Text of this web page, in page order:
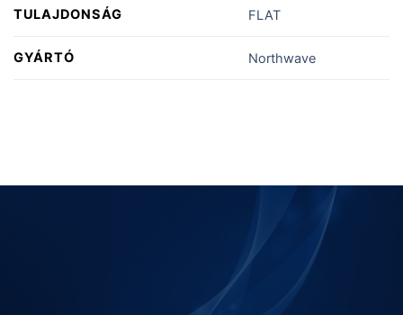
TULAJDONSÁG FLAT
GYÁRTÓ Northwave